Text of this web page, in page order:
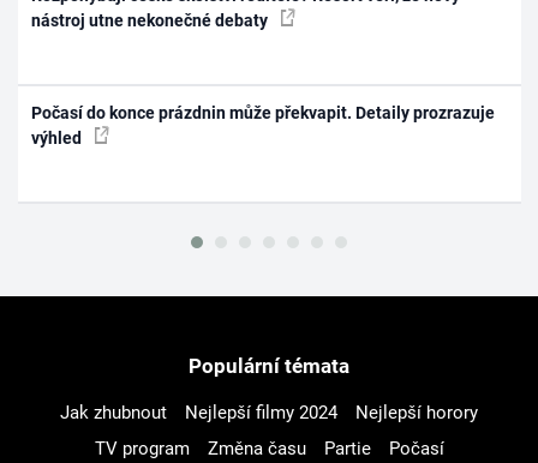
nástroj utne nekonečné debaty
Počasí do konce prázdnin může překvapit. Detaily prozrazuje
výhled
Populární témata
Jak zhubnout Nejlepší filmy 2024
Nejlepší horory
TV program
Změna času Partie
Počasí